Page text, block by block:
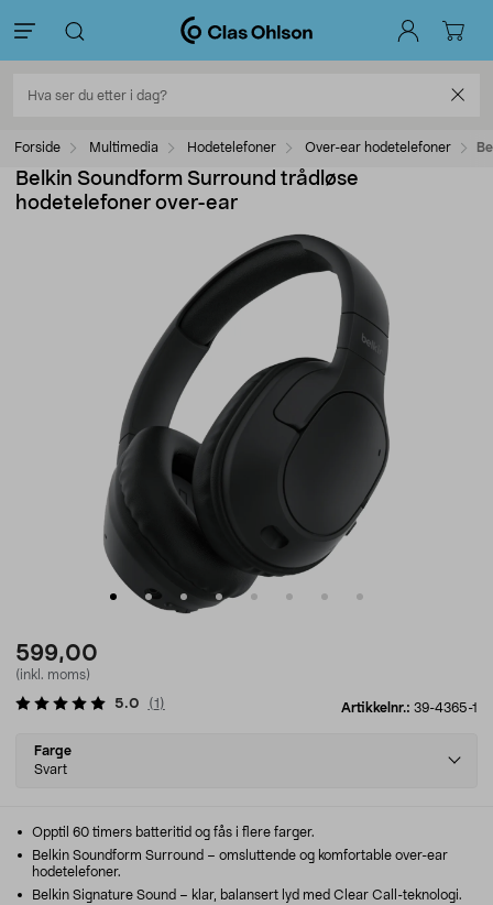
Forside Multimedia Hodetelefoner Over-ear hodetelefoner
Belkin Soundform Surround trådløse
hodetelefoner over-ear
599,00
(inkl. moms)
Artikkelnr.: 39-4365-1
5.0 (1 )
Select
variant
Farge
Svart
Opptil 60 timers batteritid og fås i flere farger.
Belkin Soundform Surround – omsluttende og komfortable over-ear
hodetelefoner.
Belkin Signature Sound – klar, balansert lyd med Clear Call-teknologi.